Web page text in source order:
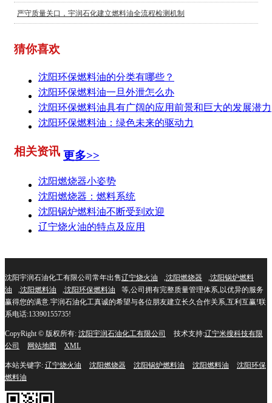
严守质量关口，宇润石化建立燃料油全流程检测机制
猜你喜欢
沈阳环保燃料油的分类有哪些？
沈阳环保燃料油一旦外泄怎么办
沈阳环保燃料油具有广阔的应用前景和巨大的发展潜力
沈阳环保燃料油：绿色未来的驱动力
相关资讯 更多>>
沈阳燃烧器小姿势
沈阳燃烧器：燃料系统
沈阳锅炉燃料油不断受到欢迎
辽宁烧火油的特点及应用
沈阳宇润石油化工有限公司常年出售辽宁烧火油 ,沈阳燃烧器 ,沈阳锅炉燃料
油
,沈阳燃料油 ,沈阳环保燃料油
等,公司拥有完整质量管理体系,以优异的服务
赢得您的满意.宇润石油化工真诚的希望与各位朋友建立长久合作关系,互利互赢!联
系电话:13390155735!
CopyRight © 版权所有: 沈阳宇润石油化工有限公司 技术支持:辽宁米搜科技有限
公司
网站地图 XML
本站关键字: 辽宁烧火油 沈阳燃烧器 沈阳锅炉燃料油 沈阳燃料油
沈阳环保
燃料油